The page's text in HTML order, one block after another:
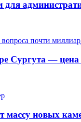
для
Сургута —
массу новых